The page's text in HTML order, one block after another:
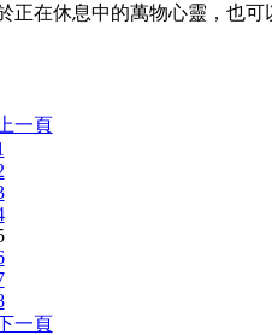
在休息中的萬物心靈，也可
上一頁
一頁